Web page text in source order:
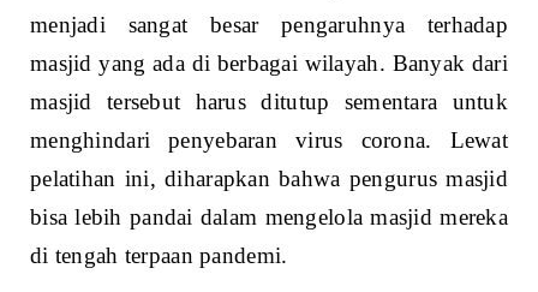
menjadi sangat besar pengaruhnya terhadap
masjid yang ada di berbagai wilayah. Banyak dari
masjid tersebut harus ditutup sementara untuk
menghindari penyebaran virus corona. Lewat
pelatihan ini, diharapkan bahwa pengurus masjid
bisa lebih pandai dalam mengelola masjid mereka
di tengah terpaan pandemi.